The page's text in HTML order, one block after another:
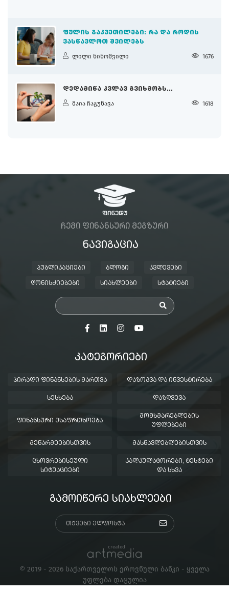
ᲤᲣᲚᲘᲡ ᲒᲐᲙᲕᲔᲗᲘᲚᲔᲑᲘ: ᲠᲐ ᲓᲐ ᲠᲝᲓᲘᲡ
ᲕᲐᲡᲬᲐᲕᲚᲝᲗ ᲨᲕᲘᲚᲔᲑᲡ
ლილი ნინოშვილი 1676
ᲓᲔᲓᲐᲛᲘᲬᲐ ᲙᲕᲚᲐᲕ ᲒᲕᲘᲮᲛᲝᲑᲡ...
მაია ჩაგუნავა 1618
ᲩᲔᲛᲘ ᲤᲘᲜᲐᲜᲡᲣᲠᲘ ᲛᲔᲒᲖᲣᲠᲘ
ᲜᲐᲕᲘᲒᲐᲪᲘᲐ
ᲞᲣᲑᲚᲘᲙᲐᲪᲘᲔᲑᲘ ᲑᲚᲝᲒᲘ ᲙᲕᲚᲔᲕᲔᲑᲘ
ᲦᲝᲜᲘᲡᲫᲘᲔᲑᲔᲑᲘ ᲡᲘᲐᲮᲚᲔᲔᲑᲘ ᲡᲢᲐᲢᲘᲔᲑᲘ
ᲙᲐᲢᲔᲒᲝᲠᲘᲔᲑᲘ
ᲞᲘᲠᲐᲓᲘ ᲤᲘᲜᲐᲜᲡᲔᲑᲘᲡ ᲛᲐᲠᲗᲕᲐ ᲓᲐᲖᲝᲒᲕᲐ ᲓᲐ ᲘᲜᲕᲔᲡᲢᲘᲠᲔᲑᲐ
ᲡᲔᲡᲮᲔᲑᲐ ᲓᲐᲖᲦᲕᲔᲕᲐ
ᲤᲘᲜᲐᲜᲡᲣᲠᲘ ᲣᲡᲐᲤᲠᲗᲮᲝᲔᲑᲐ
ᲛᲝᲛᲮᲛᲐᲠᲔᲑᲚᲔᲑᲘᲡ
ᲣᲤᲚᲔᲑᲔᲑᲘ
ᲛᲔᲬᲐᲠᲛᲔᲔᲑᲘᲡᲗᲕᲘᲡ ᲛᲐᲡᲬᲐᲕᲚᲔᲑᲚᲔᲑᲘᲡᲗᲕᲘᲡ
ᲪᲮᲝᲕᲠᲔᲑᲘᲡᲔᲣᲚᲘ
ᲡᲘᲢᲣᲐᲪᲘᲔᲑᲘ
ᲙᲐᲚᲙᲣᲚᲐᲢᲝᲠᲔᲑᲘ, ᲢᲔᲡᲢᲔᲑᲘ
ᲓᲐ ᲡᲮᲕᲐ
ᲒᲐᲛᲝᲘᲬᲔᲠᲔ ᲡᲘᲐᲮᲚᲔᲔᲑᲘ
created
© 2019 - 2026 საქართველოს ეროვნული ბანკი - ყველა
უფლება დაცულია